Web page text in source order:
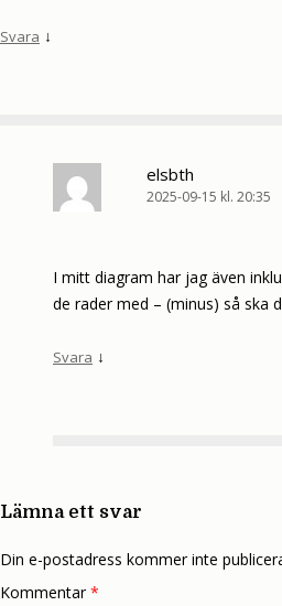
Svara ↓
elsbth
2025-09-15 kl. 20:35
I mitt diagram har jag även
de rader med – (minus) så ska
Svara ↓
Lämna ett svar
Din e-postadress kommer inte
Kommentar*